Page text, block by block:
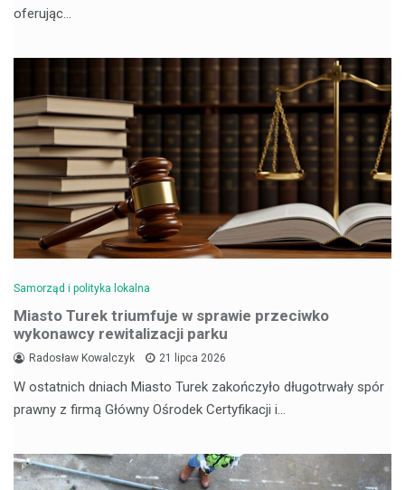
oferując…
Samorząd i polityka lokalna
Miasto Turek triumfuje w sprawie przeciwko
wykonawcy rewitalizacji parku
Radosław Kowalczyk 21 lipca 2026
W ostatnich dniach Miasto Turek zakończyło długotrwały spór
prawny z firmą Główny Ośrodek Certyfikacji i…